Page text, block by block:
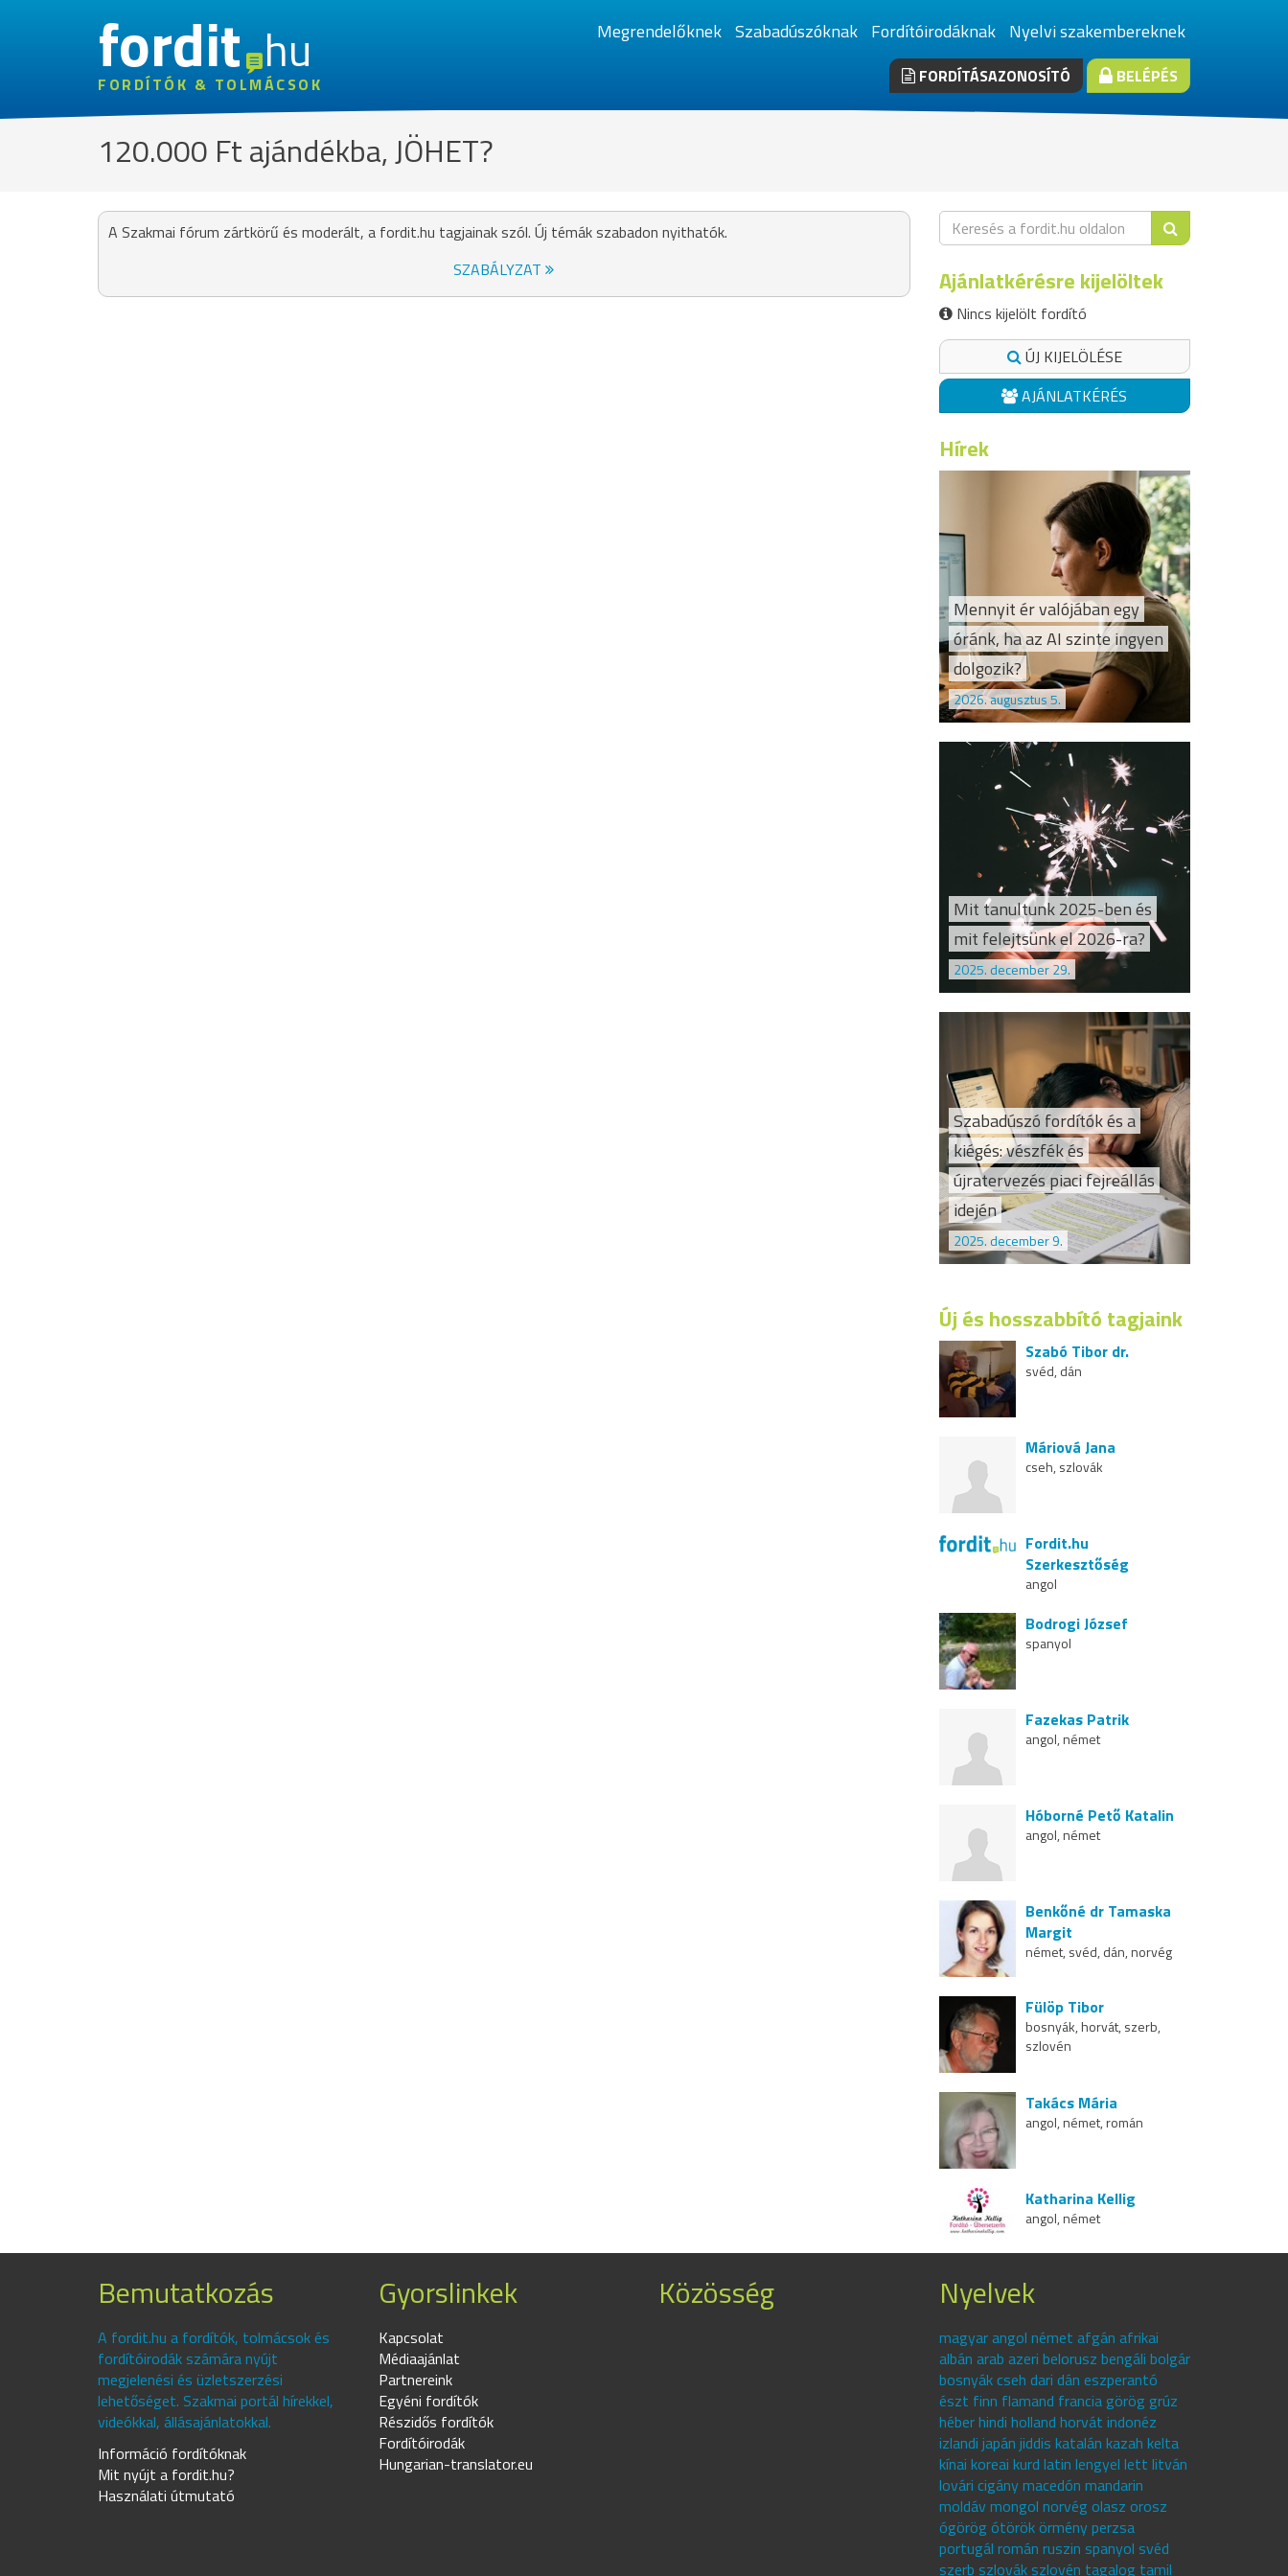
fordithu
FORDÍTÓK & TOLMÁCSOK
Megrendelőknek Szabadúszóknak Fordítóirodáknak Nyelvi szakembereknek
FORDÍTÁSAZONOSÍTÓ BELÉPÉS
120.000 Ft ajándékba, JÖHET?
A Szakmai fórum zártkörű és moderált, a fordit.hu tagjainak szól. Új témák szabadon nyithatók.
SZABÁLYZAT
Ajánlatkérésre kijelöltek
Nincs kijelölt fordító
ÚJ KIJELÖLÉSE
AJÁNLATKÉRÉS
Hírek
Mennyit ér valójában egy
óránk, ha az AI szinte ingyen
dolgozik?
2026. augusztus 5.
Mit tanultunk 2025-ben és
mit felejtsünk el 2026-ra?
2025. december 29.
Szabadúszó fordítók és a
kiégés: vészfék és
újratervezés piaci fejreállás
idején
2025. december 9.
Új és hosszabbító tagjaink
Szabó Tibor dr.
svéd, dán
Máriová Jana
cseh, szlovák
Fordit.hu
Szerkesztőség
angol
Bodrogi József
spanyol
Fazekas Patrik
angol, német
Hóborné Pető Katalin
angol, német
Benkőné dr Tamaska
Margit
német, svéd, dán, norvég
Fülöp Tibor
bosnyák, horvát, szerb,
szlovén
Takács Mária
angol, német, román
Katharina Kellig
angol, német
Bemutatkozás
A fordit.hu a fordítók, tolmácsok és
fordítóirodák számára nyújt
megjelenési és üzletszerzési
lehetőséget. Szakmai portál hírekkel,
videókkal, állásajánlatokkal.
Információ fordítóknak
Mit nyújt a fordit.hu?
Használati útmutató
Gyorslinkek
Kapcsolat
Médiaajánlat
Partnereink
Egyéni fordítók
Részidős fordítók
Fordítóirodák
Hungarian-translator.eu
Közösség Nyelvek
magyar angol német afgán afrikai
albán arab azeri belorusz bengáli bolgár
bosnyák cseh dari dán eszperantó
észt finn flamand francia görög grúz
héber hindi holland horvát indonéz
izlandi japán jiddis katalán kazah kelta
kínai koreai kurd latin lengyel lett litván
lovári cigány macedón mandarin
moldáv mongol norvég olasz orosz
ógörög ótörök örmény perzsa
portugál román ruszin spanyol svéd
szerb szlovák szlovén tagalog tamil